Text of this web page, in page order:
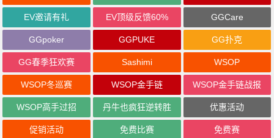
EV邀请有礼 EV顶级反馈60% GGCare
GGpoker GGPUKE GG扑克
GG春季狂欢赛 Sashimi WSOP
WSOP冬巡赛 WSOP金手链 WSOP金手链战报
WSOP高手过招 丹牛也疯狂逆转胜 优惠活动
促销活动 免费比赛 免费赛